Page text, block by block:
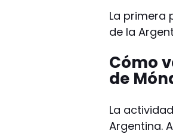
La primera
de la
Cómo
de
La
Argentina.